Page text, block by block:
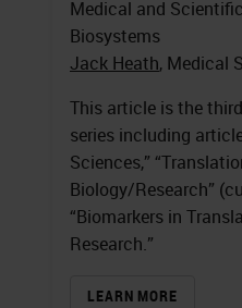
Medical and
Biosystems
Jack Heath, Medical
This article is the
series including
Sciences,”
Biology/Research”
“Biomarkers in
Research.”
LEARN MORE